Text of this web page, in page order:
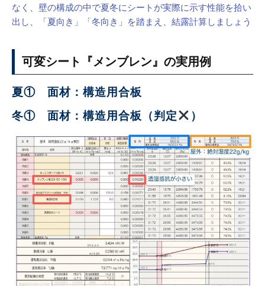
なく、壁の構成の中で夏冬にシートが実際に示す性能を拾い
出し、「夏向き」「冬向き」を踏まえ、結露計算しましょう
可変シート『メンブレン』の実用例
夏① 面材：構造用合板
冬① 面材：構造用合板（判定
）